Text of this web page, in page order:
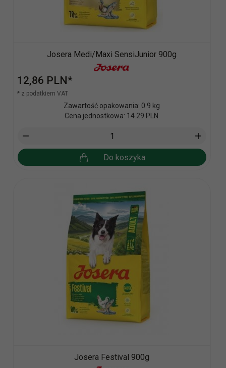
Josera Medi/Maxi SensiJunior 900g
12,86 PLN*
* z podatkiem VAT
Zawartość opakowania: 0.9 kg
Cena jednostkowa: 14.29 PLN
Do koszyka
Josera Festival 900g